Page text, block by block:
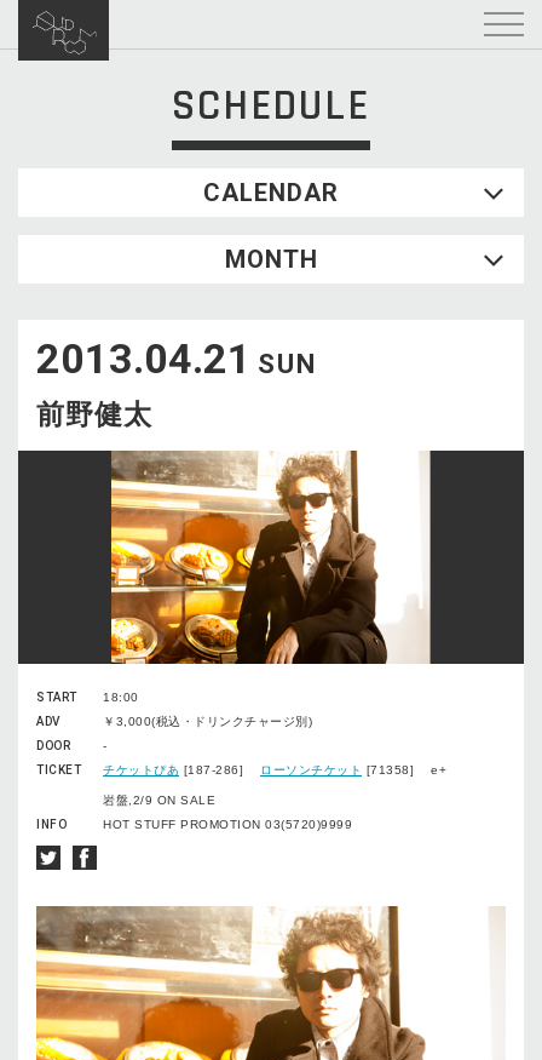
SCHEDULE
CALENDAR
WED
2
3 4 5
16
17
23
24 25 26 27 28
29
31
MONTH
2013.04.21 SUN
前野健太
START
18:00
ADV
￥3,000(税込・ドリンクチャージ別)
DOOR
-
TICKET
チケットぴあ [187-286] ローソンチケット [71358] e+
岩盤,2/9 ON SALE
INFO
HOT STUFF PROMOTION 03(5720)9999